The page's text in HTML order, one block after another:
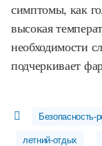
симптомы, как
высокая
необходимости
подчеркивает
Безопасность-
летний-отдых